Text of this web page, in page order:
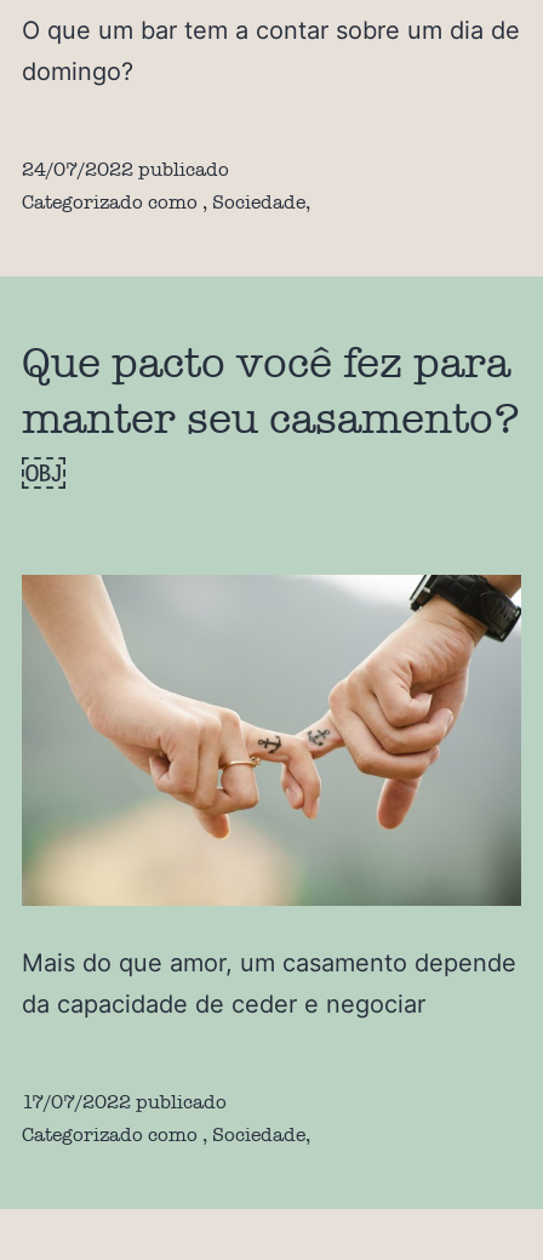
O que um bar tem a contar sobre um dia de
domingo?
24/07/2022publicado
Categorizado como , Sociedade,
Que pacto você fez para
manter seu casamento?
￼
Mais do que amor, um casamento depende
da capacidade de ceder e negociar
17/07/2022publicado
Categorizado como , Sociedade,